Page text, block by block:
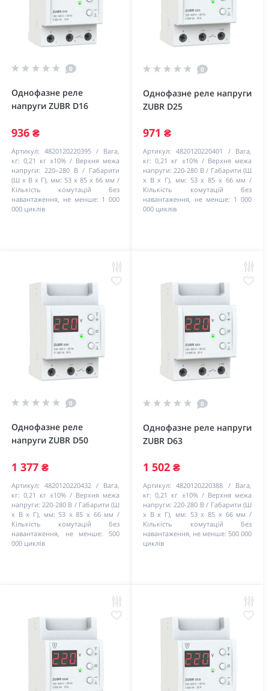
0
Однофазне реле
напруги ZUBR D16
936 ₴
Артикул: 4820120220395
Вага,
кг: 0,21 кг ±10%
Верхня межа
напруги: 220–280 В
Габарити
(Ш х В х Г), мм: 53 х 85 х 66 мм
Кількість комутацій без
навантаження, не менше: 1 000
000 циклів
0
Однофазне реле напруги
ZUBR D25
971 ₴
Артикул: 4820120220401
Вага,
кг: 0,21 кг ±10%
Верхня межа
напруги: 220-280 В
Габарити (Ш
х В х Г), мм: 53 х 85 х 66 мм
Кількість комутацій без
навантаження, не менше: 1 000
000 циклів
0
Однофазне реле
напруги ZUBR D50
1 377 ₴
Артикул: 4820120220432
Вага,
кг: 0,21 кг ±10%
Верхня межа
напруги: 220-280 В
Габарити (Ш
х В х Г), мм: 53 х 85 х 66 мм
Кількість комутацій без
навантаження, не менше:
500
000 циклів
0
Однофазне реле напруги
ZUBR D63
1 502 ₴
Артикул: 4820120220388
Вага,
кг: 0,21 кг ±10%
Верхня межа
напруги: 220-280 В
Габарити (Ш
х В х Г), мм: 53 х 85 х 66 мм
Кількість комутацій без
навантаження, не менше: 500 000
циклів